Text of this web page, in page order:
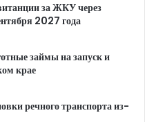
за ЖКУ через
2027 года
займы на запуск и
крае
речного транспорта из-